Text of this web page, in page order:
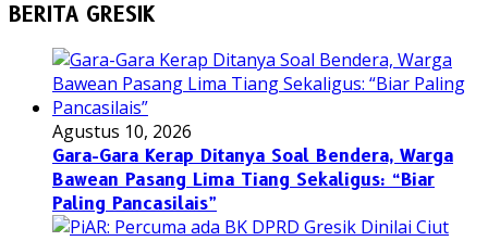
BERITA GRESIK
Agustus 10, 2026
Gara-Gara Kerap Ditanya Soal Bendera, Warga
Bawean Pasang Lima Tiang Sekaligus: “Biar
Paling Pancasilais”